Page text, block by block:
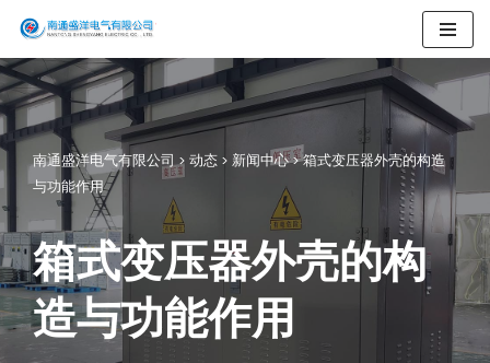
跳
至
正
文
南通盛洋电气有限公司> 动态 > 新闻中心>箱式变压器外壳的构造
与功能作用
箱式变压器外壳的构
造与功能作用